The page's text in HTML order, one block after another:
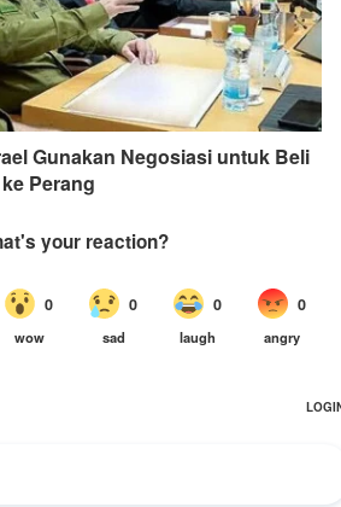
Gunakan Negosiasi untuk Beli
Perang